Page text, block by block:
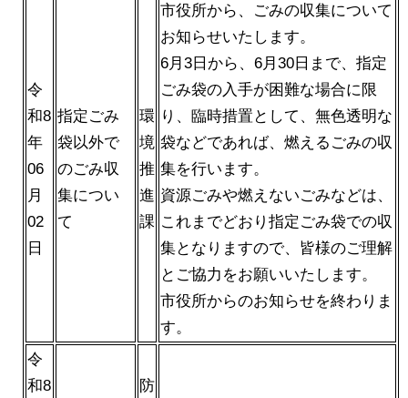
令
和8
年
06
月
02
日
指定ごみ
袋以外で
のごみ収
集につい
て
環
境
推
進
課
市役所から、ごみの収集について
お知らせいたします。
6月3日から、6月30日まで、指定
ごみ袋の入手が困難な場合に限
り、臨時措置として、無色透明な
袋などであれば、燃えるごみの収
集を行います。
資源ごみや燃えないごみなどは、
これまでどおり指定ごみ袋での収
集となりますので、皆様のご理解
とご協力をお願いいたします。
市役所からのお知らせを終わりま
す。
令
和8
防